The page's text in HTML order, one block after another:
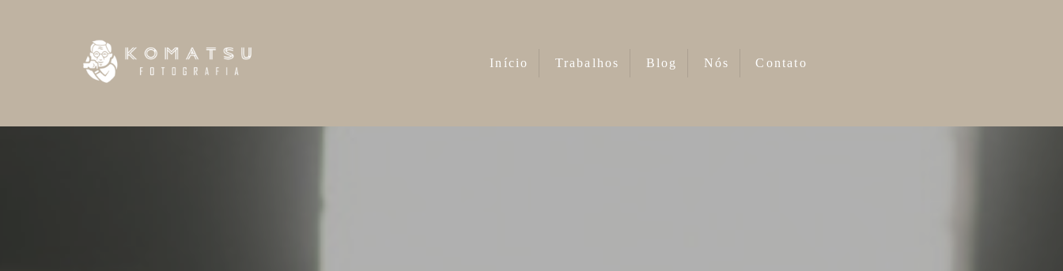
Início Trabalhos Blog Nós Contato